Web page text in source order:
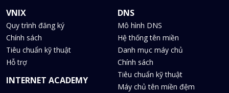
VNIX
Quy trình đăng ký
Chính sách
Tiêu chuẩn kỹ thuật
Hỗ trợ
INTERNET ACADEMY
DNS
Mô hình DNS
Hệ thống tên miền
Danh mục máy chủ
Chính sách
Tiêu chuẩn kỹ thuật
Máy chủ tên miền đệm